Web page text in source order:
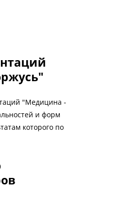
"Медицина -
и форм
которого по